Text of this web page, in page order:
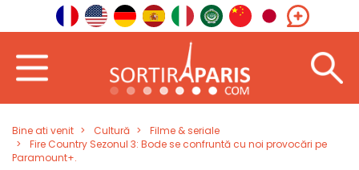
Bine ati venit Cultură
Filme & seriale
Fire Country Sezonul 3: Bode se confruntă cu noi provocări pe
Paramount+.